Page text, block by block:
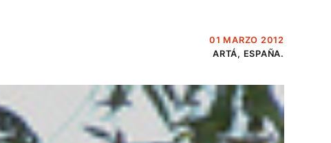
01 MARZO 2012
ARTÁ, ESPAÑA.